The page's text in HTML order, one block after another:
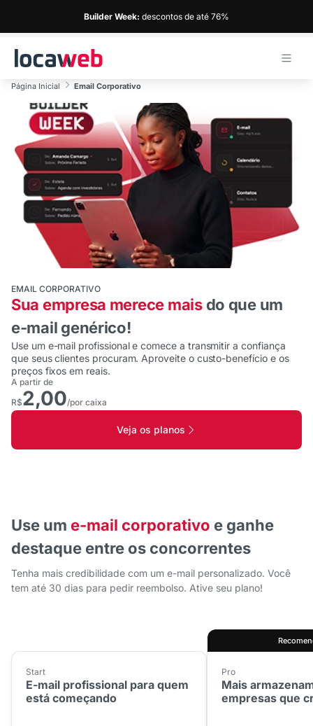
Builder Week: descontos de até 76%
Página Inicial Email Corporativo
EMAIL CORPORATIVO
Sua empresa merece maisdo que um
e-mail genérico!
Use um e-mail profissional e comece a transmitir a confiança
que seus clientes procuram. Aproveite o custo-benefício e os
preços fixos em reais.
A partir de
R$2,00/por caixa
Veja os planos
Use um e-mail corporativo e ganhe
destaque entre os concorrentes
Tenha mais credibilidade com um e-mail personalizado. Você
tem até 30 dias para pedir reembolso. Ative seu plano!
Start
E-mail profissional para quem
está começando
Pro
Mais
empresas que